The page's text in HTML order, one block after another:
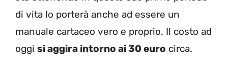
di vita lo porterà anche ad essere un
manuale cartaceo vero e proprio. Il costo ad
oggi si aggira intorno ai 30 euro circa.